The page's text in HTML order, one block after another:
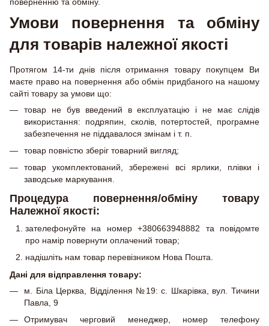
Умови повернення та обміну
для товарів належної якості
Протягом 14-ти днів після отримання товару покупцем Ви
маєте право на повернення або обмін придбаного на нашому
сайті товару за умови що:
товар не був введений в експлуатацію і не має слідів
використання: подряпин, сколів, потертостей, програмне
забезпечення не піддавалося змінам і т. п.
товар повністю зберіг товарний вигляд;
товар укомплектований, збережені всі ярлики, плівки і
заводське маркування.
Процедура повернення/обміну товару
Належної якості:
зателефонуйте на номер +380663948882 та повідомте
про намір повернути оплачений товар;
надішліть нам товар перевізником Нова Пошта.
Дані для відправлення товару:
м. Біла Церква, Відділення №19: с. Шкарівка, вул. Тичини
Павла, 9
Отримувач черговий менеджер, номер телефону